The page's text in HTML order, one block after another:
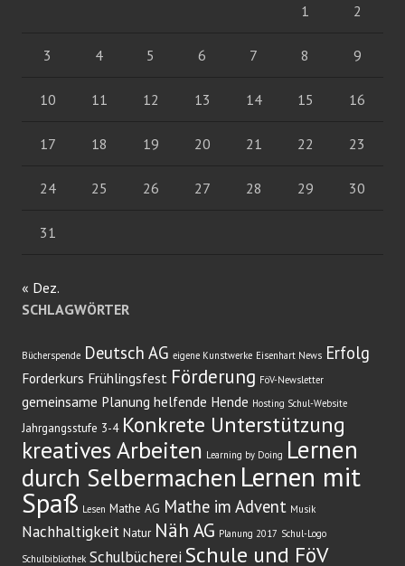
1 2
3 4 5 6 7 8 9
10 11 12 13 14 15 16
17 18 19 20 21 22 23
24 25 26 27 28 29 30
31
« Dez.
SCHLAGWÖRTER
Bücherspende Deutsch AG eigene Kunstwerke Eisenhart News Erfolg
Forderkurs Frühlingsfest Förderung FöV-Newsletter
gemeinsame Planung helfende Hende Hosting Schul-Website
Jahrgangsstufe 3-4 Konkrete Unterstützung
kreatives Arbeiten Learning by Doing Lernen
durch Selbermachen Lernen mit
Spaß Lesen Mathe AG Mathe im Advent Musik
Nachhaltigkeit Natur Näh AG Planung 2017 Schul-Logo
Schulbibliothek Schulbücherei Schule und FöV